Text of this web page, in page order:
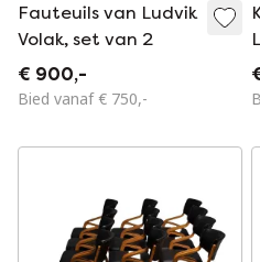
Fauteuils van Ludvik
Volak, set van 2
€ 900,-
Bied vanaf € 750,-